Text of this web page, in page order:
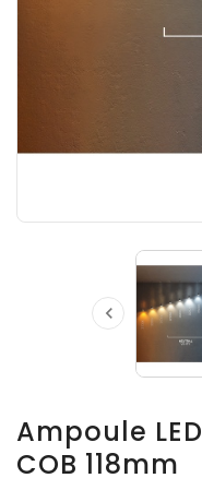

Ampoule
COB 118mm